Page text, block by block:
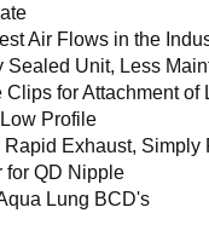
Air Flows in the
Sealed Unit, Less
Clips for Attachment of
Profile
Exhaust,
for QD Nipple
Lung BCD's